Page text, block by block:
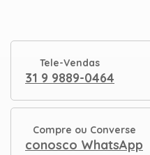
Tele-Vendas
31 9 9889-0464
Compre ou Converse
conosco WhatsApp